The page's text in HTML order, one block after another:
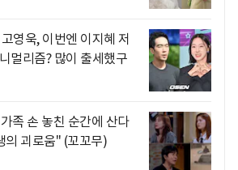
영욱, 이번엔 이지혜 저
멀리즘? 많이 출세했구
족 손 놓친 순간에 산다
의 괴로움" (꼬꼬무)